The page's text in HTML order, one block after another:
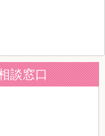
談窓口